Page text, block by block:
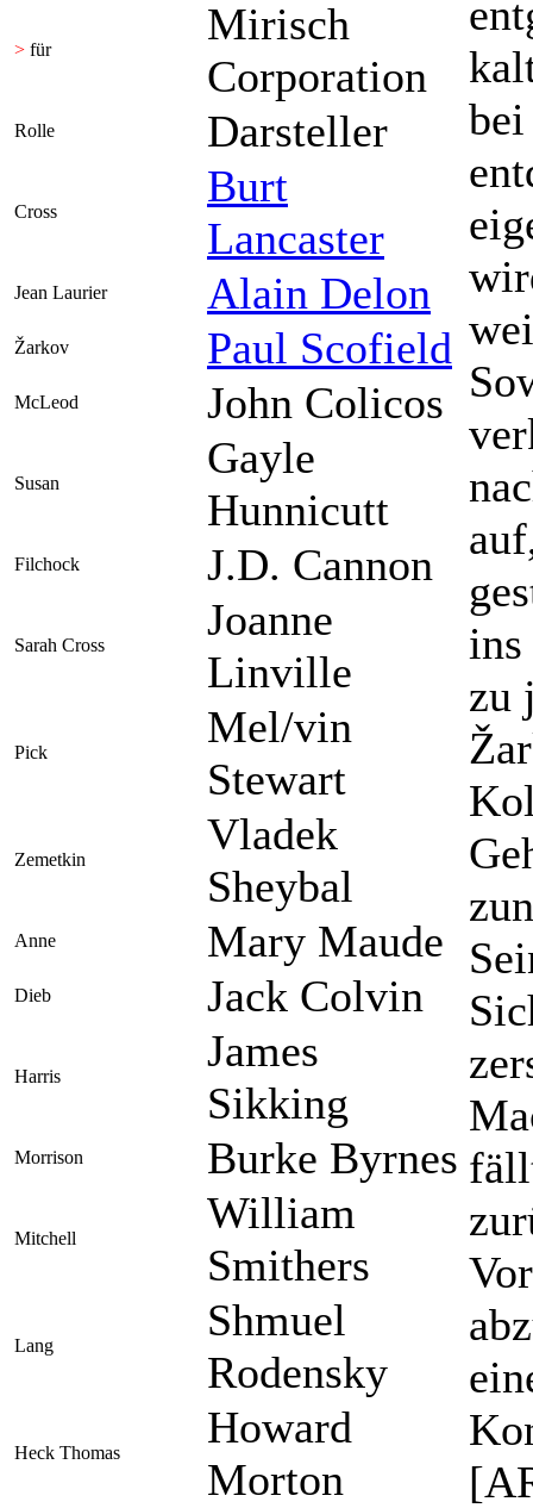
ins
zu
Ž
> für
Mirisch
Corporation
Rolle Darsteller
Cross
Burt
Lancaster
Jean Laurier Alain Delon
Žarkov Paul Scofield
McLeod John Colicos
Susan
Gayle
Hunnicutt
Filchock J.D. Cannon
Sarah Cross
Joanne
Linville
Pick
Mel/vin
Stewart
Zemetkin
Vladek
Sheybal
Anne Mary Maude
Dieb Jack Colvin
Harris
James
Sikking
Morrison Burke Byrnes
Mitchell
William
Smithers
Lang
Shmuel
Rodensky
Heck Thomas
Howard
Morton